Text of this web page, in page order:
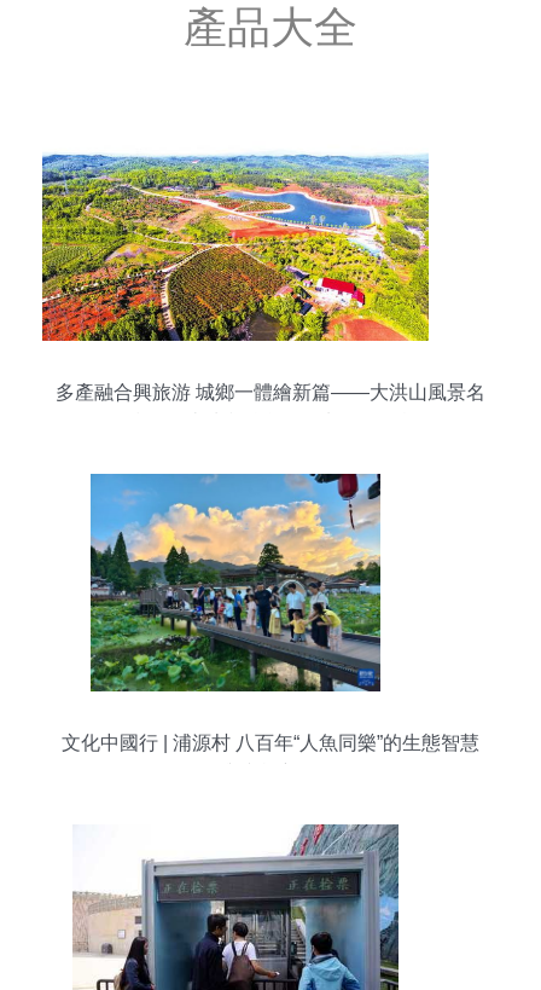
產品大全
多產融合興旅游 城鄉一體繪新篇——大洪山風景名
文化中國行 | 浦源村 八百年“人魚同樂”的生態智慧